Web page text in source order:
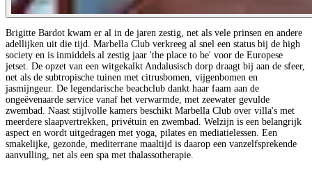
Brigitte Bardot kwam er al in de jaren zestig, net als vele prinsen en andere
adellijken uit die tijd. Marbella Club verkreeg al snel een status bij de high
society en is inmiddels al zestig jaar 'the place to be' voor de Europese
jetset. De opzet van een witgekalkt Andalusisch dorp draagt bij aan de sfeer,
net als de subtropische tuinen met citrusbomen, vijgenbomen en
jasmijngeur. De legendarische beachclub dankt haar faam aan de
ongeëvenaarde service vanaf het verwarmde, met zeewater gevulde
zwembad. Naast stijlvolle kamers beschikt Marbella Club over villa's met
meerdere slaapvertrekken, privétuin en zwembad. Welzijn is een belangrijk
aspect en wordt uitgedragen met yoga, pilates en mediatielessen. Een
smakelijke, gezonde, mediterrane maaltijd is daarop een vanzelfsprekende
aanvulling, net als een spa met thalassotherapie.